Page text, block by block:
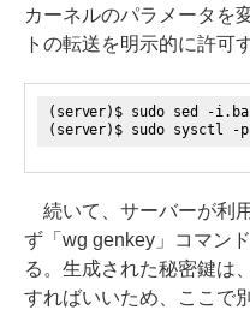
カーネルのパラメータを
トの転送を明示的に許可
(server)$ sudo sed -
(server)$ sudo sysctl -p
続いて、サーバーが利
ず「wg genkey」コマン
る。生成された秘密鍵は
すればいいため、ここで